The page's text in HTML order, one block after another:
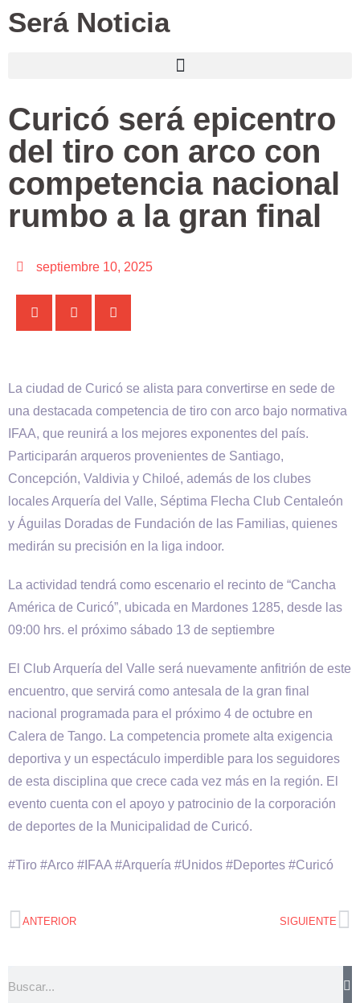
Será Noticia
Curicó será epicentro
del tiro con arco con
competencia nacional
rumbo a la gran final
septiembre 10, 2025
La ciudad de Curicó se alista para convertirse en sede de
una destacada competencia de tiro con arco bajo normativa
IFAA, que reunirá a los mejores exponentes del país.
Participarán arqueros provenientes de Santiago,
Concepción, Valdivia y Chiloé, además de los clubes
locales Arquería del Valle, Séptima Flecha Club Centaleón
y Águilas Doradas de Fundación de las Familias, quienes
medirán su precisión en la liga indoor.
La actividad tendrá como escenario el recinto de “Cancha
América de Curicó”, ubicada en Mardones 1285, desde las
09:00 hrs. el próximo sábado 13 de septiembre
El Club Arquería del Valle será nuevamente anfitrión de este
encuentro, que servirá como antesala de la gran final
nacional programada para el próximo 4 de octubre en
Calera de Tango. La competencia promete alta exigencia
deportiva y un espectáculo imperdible para los seguidores
de esta disciplina que crece cada vez más en la región. El
evento cuenta con el apoyo y patrocinio de la corporación
de deportes de la Municipalidad de Curicó.
#Tiro #Arco #IFAA #Arquería #Unidos #Deportes #Curicó
ANTERIOR SIGUIENTE